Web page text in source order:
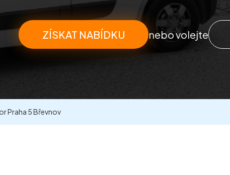
ZÍSKAT NABÍDKU nebo volejte
Praha 5 Břevnov